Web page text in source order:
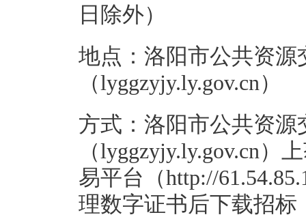
日除外）
地点：洛阳市公共资源
（lyggzyjy.ly.gov.cn）
方式：洛阳市公共资源
（lyggzyjy.ly.gov.cn）
易平台（http://
理数字证书后下载招